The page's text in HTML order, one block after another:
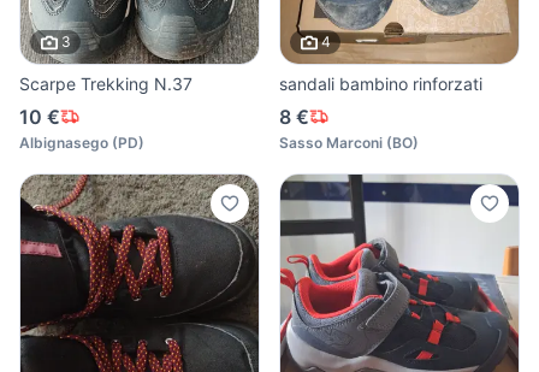
3
Scarpe Trekking N.37
10 €
Albignasego (PD)
4
sandali bambino rinforzati
8 €
Sasso Marconi (BO)